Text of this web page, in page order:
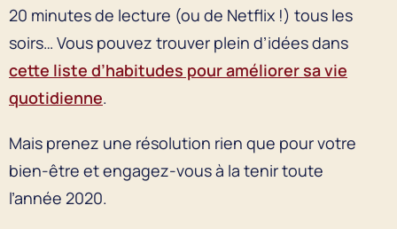
20 minutes de lecture (ou de Netflix !) tous les
soirs… Vous pouvez trouver plein d’idées dans
cette liste d’habitudes pour améliorer sa vie
quotidienne.
Mais prenez une résolution rien que pour votre
bien-être et engagez-vous à la tenir toute
l’année 2020.